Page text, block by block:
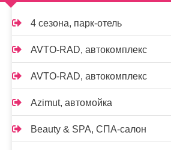
4 сезона, парк-отель
AVTO-RAD, автокомплекс
AVTO-RAD, автокомплекс
Azimut, автомойка
Beauty & SPA, СПА-салон